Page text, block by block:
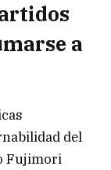
a
del
Fujimori